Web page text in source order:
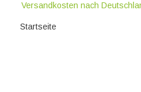
Versandkosten nach
Startseite